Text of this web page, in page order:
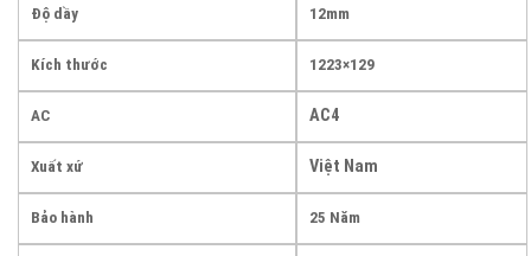
Độ dầy 12mm
Kích thước 1223×129
AC AC4
Xuất xứ Việt Nam
Bảo hành 25 Năm